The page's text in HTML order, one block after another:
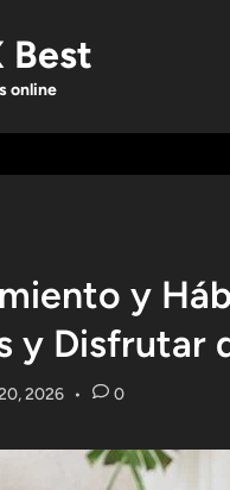
Best
online
y
y Disfrutar
2026 • 0